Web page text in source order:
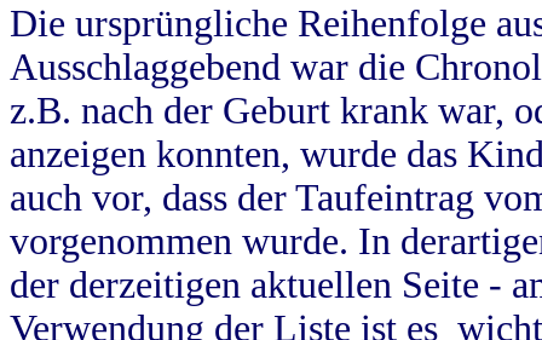
Die ursprüngliche Reihenfolge
Ausschlaggebend war die
z.B. nach der Geburt krank war,
anzeigen konnten, wurde das
auch vor, dass der Taufeintrag
vorgenommen wurde. In
der derzeitigen aktuellen Seite -
Verwendung der Liste ist es